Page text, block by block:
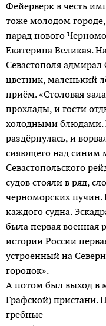
Фейерверк в честь
тоже молодом
парад нового
Екатерина Великая.
Севастополя
цветник, маленький
приём. «Столовая
прохлады, и гости
холодными блюдами.
раздёрнулась, и
сияющего над синим
Севастопольского
судов стояли в ряд,
черноморских пучин.
каждого судна.
была первая военная
истории России
устроенный на
городок».
А потом был выход в
Графской) пристани.
гребные